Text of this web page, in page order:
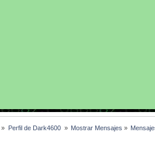
» Perfil de Dark4600 » Mostrar Mensajes »